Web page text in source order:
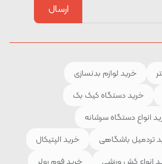
ارسال
خرید لوازم بدنسازی
خرید دستگاه کیک بک
انواع دستگاه سرشانه
تردمیل باشگاهی
خرید الپتیکال
انواع کش ورزشی خرید فوم رولر